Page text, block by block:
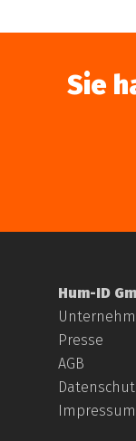
Sie
Hum-ID
Presse
AGB
Impressum